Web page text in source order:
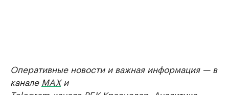
Оперативные новости и важная информация — в
канале MAXи